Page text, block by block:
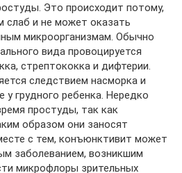
Это происходит потому,
слаб и не может оказать
микроорганизмам. Обычно
вида провоцируется
стрептококка и дифтерии.
следствием насморка и
грудного ребенка. Нередко
простуды, так как
образом они заносят
с тем, конъюнктивит может
заболеванием, возникшим
микрофлоры зрительных